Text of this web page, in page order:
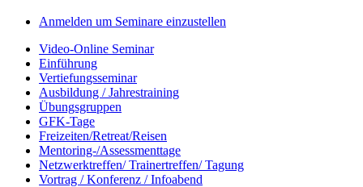
Anmelden um Seminare einzustellen
Video-Online Seminar
Einführung
Vertiefungsseminar
Ausbildung / Jahrestraining
Übungsgruppen
GFK-Tage
Freizeiten/Retreat/Reisen
Mentoring-/Assessmenttage
Netzwerktreffen/ Trainertreffen/ Tagung
Vortrag / Konferenz / Infoabend